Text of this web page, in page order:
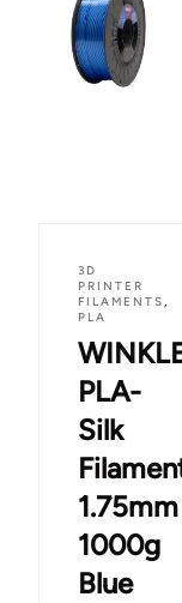
3D
PRINTER
FILAMENTS,
PLA
PLA-
Silk
1.75mm
1000g
Blue